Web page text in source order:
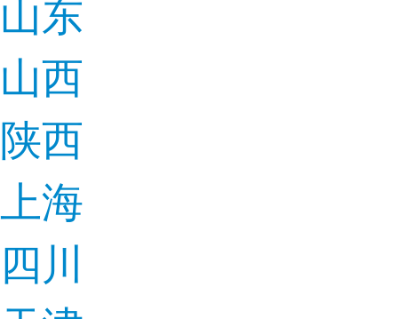
山东
山西
陕西
上海
四川